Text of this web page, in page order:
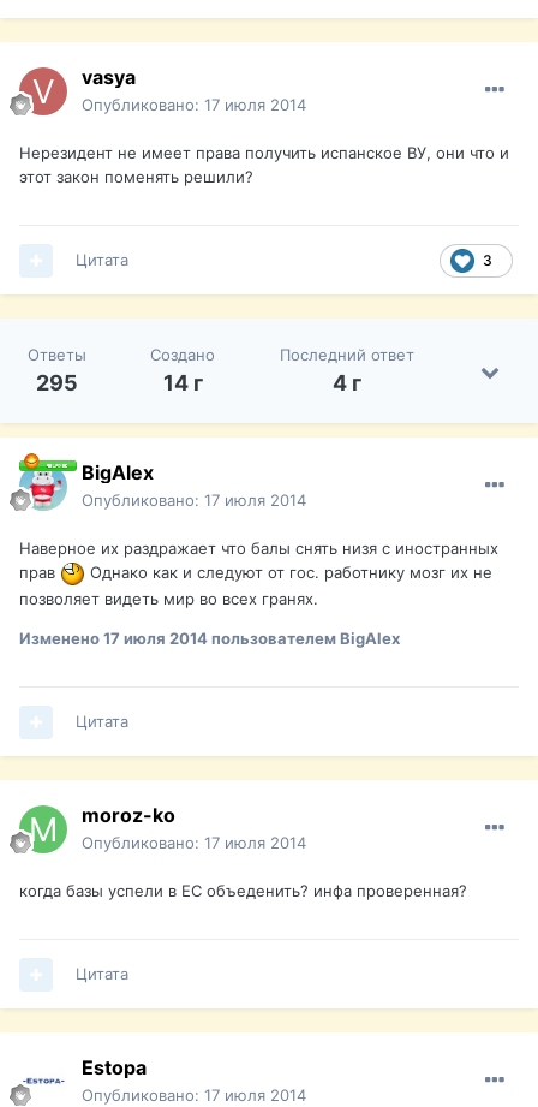
vasya
Опубликовано: 17 июля 2014
Нерезидент не имеет права получить испанское ВУ, они что и
этот закон поменять решили?
3
Цитата
Ответы
295
Создано
14 г
Последний ответ
4 г
BigAlex
Опубликовано: 17 июля 2014
Наверное их раздражает что балы снять низя с иностранных
прав
Однако как и следуют от гос. работнику мозг их не
позволяет видеть мир во всех гранях.
Изменено17 июля 2014пользователем BigAlex
Цитата
moroz-ko
Опубликовано: 17 июля 2014
когда базы успели в ЕС объеденить? инфа проверенная?
Цитата
Estopa
Опубликовано: 17 июля 2014